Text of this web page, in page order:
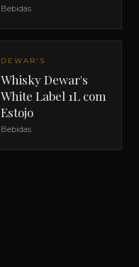
Bebidas
DEWAR'S
Whisky Dewar's
White Label 1L com
Estojo
Bebidas